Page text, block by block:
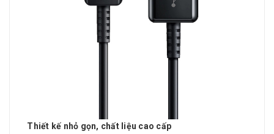
Thiết kế nhỏ gọn, chất liệu cao cấp